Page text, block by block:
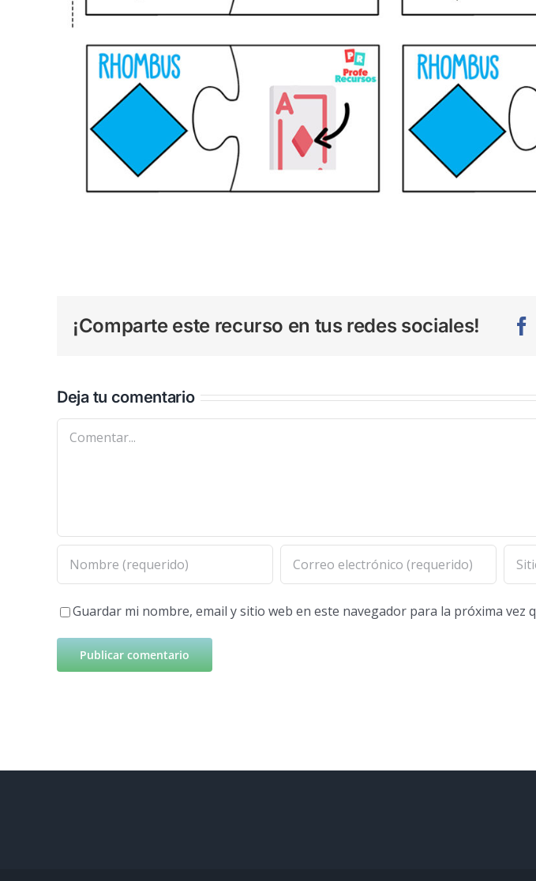
¡Comparte este recurso en tus redes sociales!
Deja tu comentario
Comentar
Guardar mi nombre, email y sitio web en este navegador para la próxima vez